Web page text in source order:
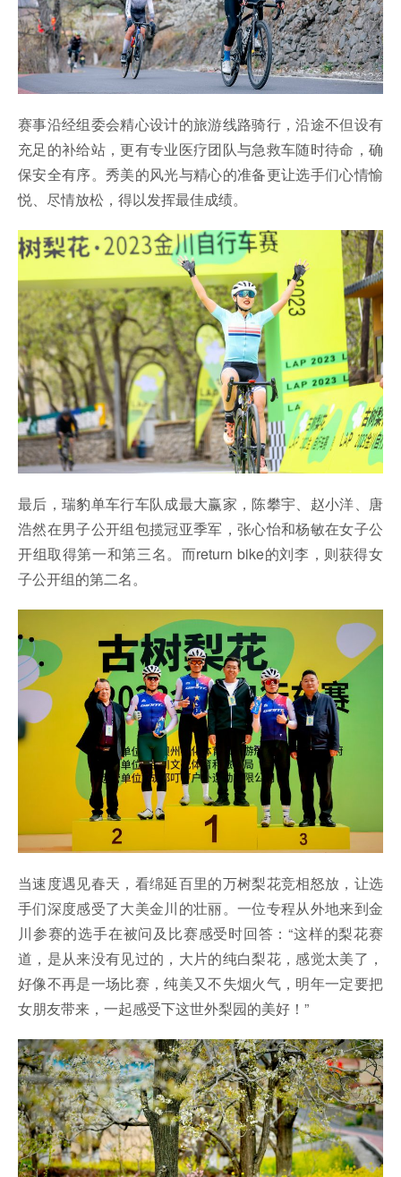
赛事沿经组委会精心设计的旅游线路骑行，沿途不但设有
充足的补给站，更有专业医疗团队与急救车随时待命，确
保安全有序。秀美的风光与精心的准备更让选手们心情愉
悦、尽情放松，得以发挥最佳成绩。
最后，瑞豹单车行车队成最大赢家，陈攀宇、赵小洋、唐
浩然在男子公开组包揽冠亚季军，张心怡和杨敏在女子公
开组取得第一和第三名。而return bike的刘李，则获得女
子公开组的第二名。
当速度遇见春天，看绵延百里的万树梨花竞相怒放，让选
手们深度感受了大美金川的壮丽。一位专程从外地来到金
川参赛的选手在被问及比赛感受时回答：“这样的梨花赛
道，是从来没有见过的，大片的纯白梨花，感觉太美了，
好像不再是一场比赛，纯美又不失烟火气，明年一定要把
女朋友带来，一起感受下这世外梨园的美好！”